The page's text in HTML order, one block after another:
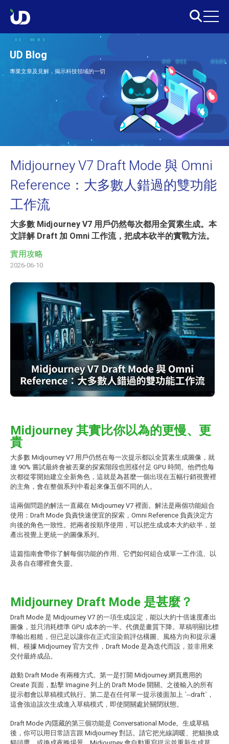
UD Blog
專業文章及見解，揭示科技領域的一切
Midjourney V7 Draft Mode 與 Omni
Reference：大多數人錯過的雙功能
工作流
大多數 Midjourney V7 用戶仍然每次都用全質素生成。本
文詳解 Draft 加 Omni 工作流，把成本砍半的實戰方法。
實用攻略
2026-06-10
Midjourney 其實比你以為的更慢、更
貴
大多數 Midjourney V7 用戶仍然在每一次提示都以全質素生成圖像，就
連 90% 嘗試最終會被丟棄的探索階段也照樣付足 GPU 時間。他們也每
次都從零開始建立全新角色，這就是為甚麼一個出現在五幅行銷視覺裡
的主角，會在整個系列中看起來像五個不同的人。
這兩個問題的解法一直藏在 Midjourney V7 裡面。解法是兩個功能組合
使用：Draft Mode 負責快速便宜的探索，Omni Reference 負責決定方
向後的角色一致性。把兩者按順序使用，可以把生成成本大約砍半，並
產出視覺上更統一的圖像系列。
這篇指南會帶你了解每個功能的作用、它們如何組合成單一工作流、以
及各自在哪裡會失靈。
Midjourney Draft Mode 是甚麼？
Draft Mode 是 Midjourney V7 的一項生成設定，能以大約十倍速度產出
圖像，並只消耗標準 GPU 成本的一半。代價是畫質下降。草稿明顯比標
準輸出粗糙，但已足以讓你在正式渲染前評估構圖、風格方向和提示邏
輯。根據 Midjourney 官方文件，Draft Mode 是為迭代而設，並非用來
交付最終成品。
啟動 Draft Mode 有兩種方式。第一是打開 Midjourney 網頁應用的
Create 頁面，點擊 Imagine 列上的 Draft Mode 開關。之後輸入的所有
提示都會以草稿模式執行。第二是在任何單一提示後面加上 `--draft`，
這會強迫該次生成進入草稿模式，即使開關處於關閉狀態。
Draft Mode 內隱藏的第三個功能是 Conversational Mode。生成草稿
後，你可以用日常語言跟 Midjourney 對話。請它把光線調暖、把貓換成